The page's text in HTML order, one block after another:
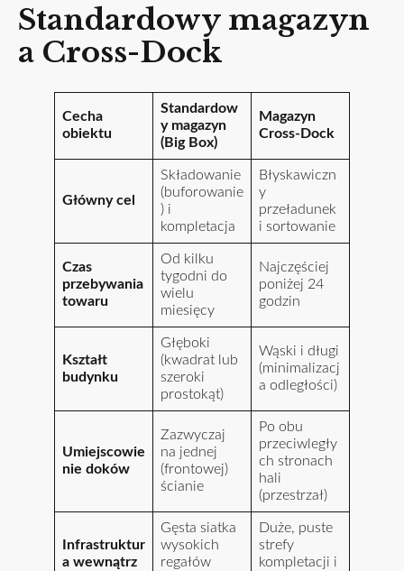
Standardowy magazyn
a Cross-Dock
Cecha
obiektu
Standardow
y magazyn
(Big Box)
Magazyn
Cross-Dock
Główny cel
Składowanie
(buforowanie
) i
kompletacja
Błyskawiczn
y
przeładunek
i sortowanie
Czas
przebywania
towaru
Od kilku
tygodni do
wielu
miesięcy
Najczęściej
poniżej 24
godzin
Kształt
budynku
Głęboki
(kwadrat lub
szeroki
prostokąt)
Wąski i długi
(minimalizacj
a odległości)
Umiejscowie
nie doków
Zazwyczaj
na jednej
(frontowej)
ścianie
Po obu
przeciwległy
ch stronach
hali
(przestrzał)
Infrastruktur
a wewnątrz
Gęsta siatka
wysokich
regałów
Duże, puste
strefy
kompletacji i